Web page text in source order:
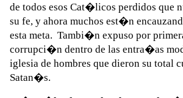
de todos esos Cat�licos perdidos que
su fe, y ahora muchos est�n
esta meta. Tambi�n expuso por
corrupci�n dentro de las entra�as
iglesia de hombres que dieron su total
Satan�s.